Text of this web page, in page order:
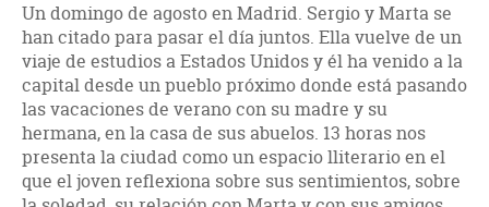
Un domingo de agosto en Madrid. Sergio y Marta se
han citado para pasar el día juntos. Ella vuelve de un
viaje de estudios a Estados Unidos y él ha venido a la
capital desde un pueblo próximo donde está pasando
las vacaciones de verano con su madre y su
hermana, en la casa de sus abuelos. 13 horas nos
presenta la ciudad como un espacio lliterario en el
que el joven reflexiona sobre sus sentimientos, sobre